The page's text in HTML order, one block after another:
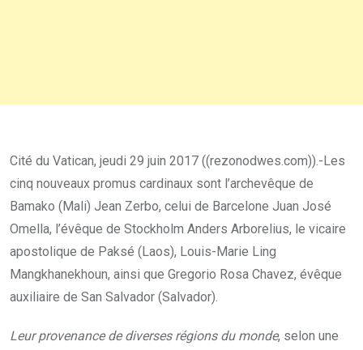
Cité du Vatican, jeudi 29 juin 2017 ((rezonodwes.com)).-Les
cinq nouveaux promus cardinaux sont l’archevêque de
Bamako (Mali) Jean Zerbo, celui de Barcelone Juan José
Omella, l’évêque de Stockholm Anders Arborelius, le vicaire
apostolique de Paksé (Laos), Louis-Marie Ling
Mangkhanekhoun, ainsi que Gregorio Rosa Chavez, évêque
auxiliaire de San Salvador (Salvador).
Leur provenance de diverses régions du monde, selon une